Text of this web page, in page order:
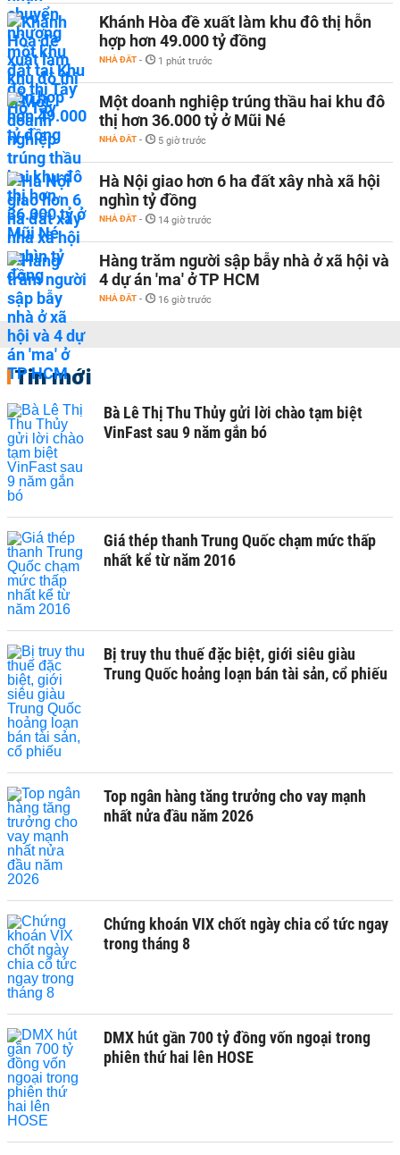
Khánh Hòa đề xuất làm khu đô thị hỗn
hợp hơn 49.000 tỷ đồng
NHÀ ĐẤT - 1 phút trước
Một doanh nghiệp trúng thầu hai khu đô
thị hơn 36.000 tỷ ở Mũi Né
NHÀ ĐẤT - 5 giờ trước
Hà Nội giao hơn 6 ha đất xây nhà xã hội
nghìn tỷ đồng
NHÀ ĐẤT - 14 giờ trước
Hàng trăm người sập bẫy nhà ở xã hội và
4 dự án 'ma' ở TP HCM
NHÀ ĐẤT - 16 giờ trước
Tin mới
Bà Lê Thị Thu Thủy gửi lời chào tạm biệt
VinFast sau 9 năm gắn bó
Giá thép thanh Trung Quốc chạm mức thấp
nhất kể từ năm 2016
Bị truy thu thuế đặc biệt, giới siêu giàu
Trung Quốc hoảng loạn bán tài sản, cổ phiếu
Top ngân hàng tăng trưởng cho vay mạnh
nhất nửa đầu năm 2026
Chứng khoán VIX chốt ngày chia cổ tức ngay
trong tháng 8
DMX hút gần 700 tỷ đồng vốn ngoại trong
phiên thứ hai lên HOSE